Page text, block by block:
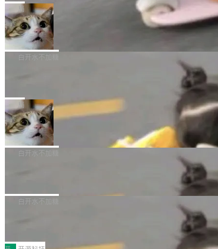
了。 闲置的 cell 会休眠到几乎不占资源。当 cel
l 迁移或唤醒时，新宿主从 S3 恢复 SQLite 数据
库继续执行。存储库是持久化的唯一真相...
例如iQOO Z11i、REDMI Note 17、REDMI No
te 17 Pro、OPPO K15，要么是vivo X300 E这
样的次旗舰。 Galaxy Z Fold8 Ultra / Z Fold8 /
Z Flip8三款折叠屏新机均在7月22日发布，且全
部搭载骁龙8 Elite Gen5 for Galaxy，它们本该
个在 git commit 之间记录每一次编辑操作的版
本控制系统。目前处于 Early Access 阶段。 De
ltaDB 的核心思路直接写在 landing page 最显
眼的位置：「Software is made between com
mits」——软件是在 commit 之间写出来的。git
是把这段空隙补上。 回退到任何一次编辑：Delt
aDB 捕获 commit 之间的每一次操作，...
局
SpaceXAI 单季资本开支达 183 亿美元
根据风险投资人Tomer Tunguz 博客（VC 分
析）披露的最新分析与第二季度业绩报告，Spac
微软同期总资本开支的四成。 与亚马逊、Alpha
bet、微软以及 Meta 等传统科技巨头相比，Spa
ceXAI的资金消耗速度尤为引人瞩目。然而，支
撑庞大支出的资金来源却呈现出截然不同的面
貌。数据显示，微软和 Meta 主要依托充沛的经
白开水不加糖
一个在终端里运行的编程 agent；Muse Spark
1.2，驱动这个 agent 的新模型。一句话概括：
你可以用 curl -fsSL https://dev.meta.ai/install.
sh | bash 安装一个能在大项目里自动规划、写
代码、验证结果的 AI 终端工具。 据介绍，Muse
个主 agent 循环，外加一组后台 agent。这些后
局
美团开源 LoHoSearch，用知识图谱校
准 AI 能力认知
机器出题的前提，是让机器拥有全局视野。整个
构建流程可以分为四个环节：建图 → 控制难度
白开水不加糖
库，并将作为transport接入Mooncake TENT。
MPComm将作为一种传输引擎接入Mooncake T
白开水不加糖
型案例入选名单》，深信服“面向企业研发场景的